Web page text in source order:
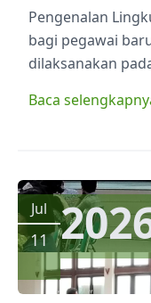
Pengenalan
bagi pegawai
dilaksanakan
Baca
Jul
11